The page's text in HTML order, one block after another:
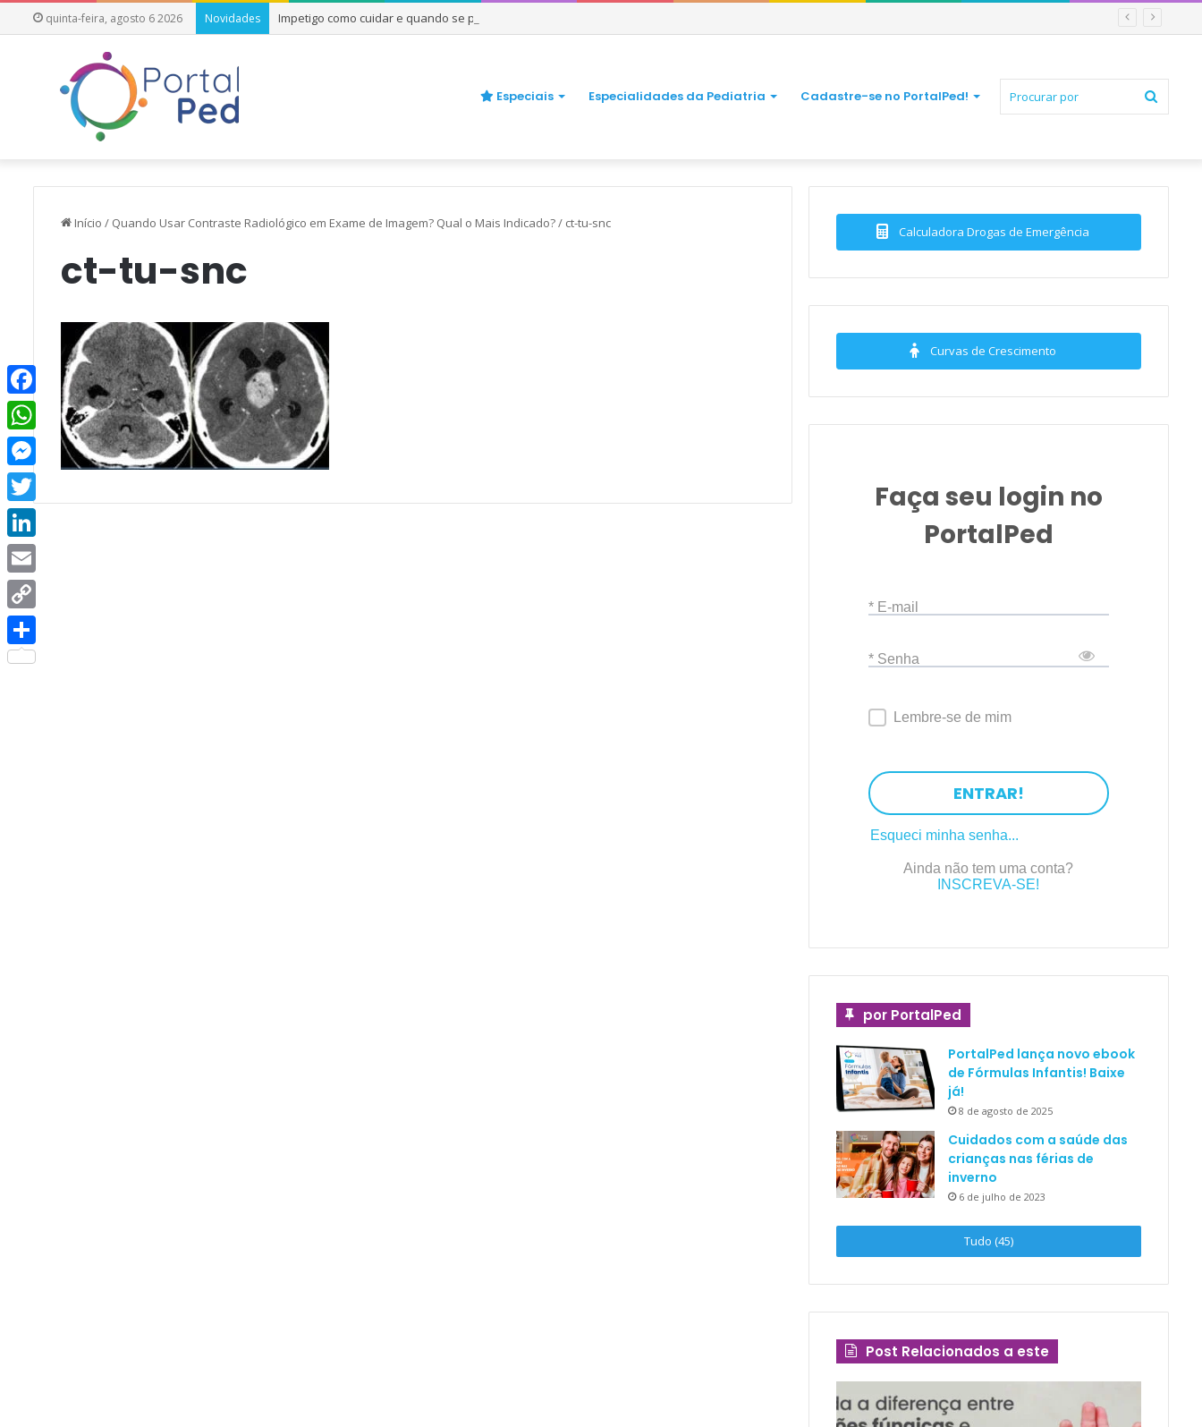
quinta-feira, agosto 6 2026 Novidades Impetigo como cuidar e quando se preocupar
Especiais Especialidades da Pediatria Cadastre-se no PortalPed!
Início / Quando Usar Contraste Radiológico em Exame de Imagem? Qual o Mais Indicado?/ ct-tu-snc
ct-tu-snc
Calculadora Drogas de Emergência
Curvas de Crescimento
Faça seu login no
PortalPed
* E-mail
* Senha
Lembre-se de mim
ENTRAR!
Esqueci minha senha...
Ainda não tem uma conta?
INSCREVA-SE!
por PortalPed
PortalPed lança novo ebook
de Fórmulas Infantis! Baixe
já!
8 de agosto de 2025
Cuidados com a saúde das
crianças nas férias de
inverno
6 de julho de 2023
Tudo (45)
Post Relacionados a este
Facebook
WhatsApp
Messenger
Twitter
LinkedIn
Email
Copy
Link
Share